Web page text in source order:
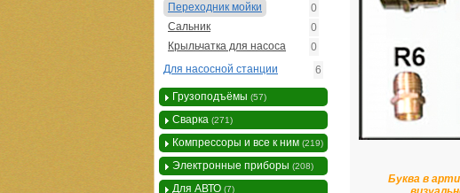
Буква в
Переходник мойки
0
Сальник
0
Крыльчатка для насоса
0
Для насосной станции
6
Грузоподъёмы (57)
Сварка (271)
Компрессоры и все к ним (219)
Электронные приборы (208)
Для АВТО (7)